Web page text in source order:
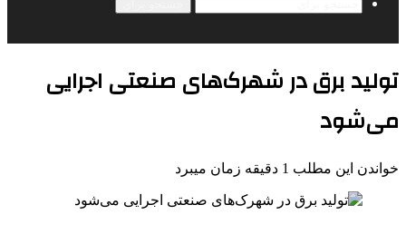
تولید برق در شهرک‌های صنعتی اجرایی
می‌شود
خواندن این مطلب 1 دقیقه زمان میبرد